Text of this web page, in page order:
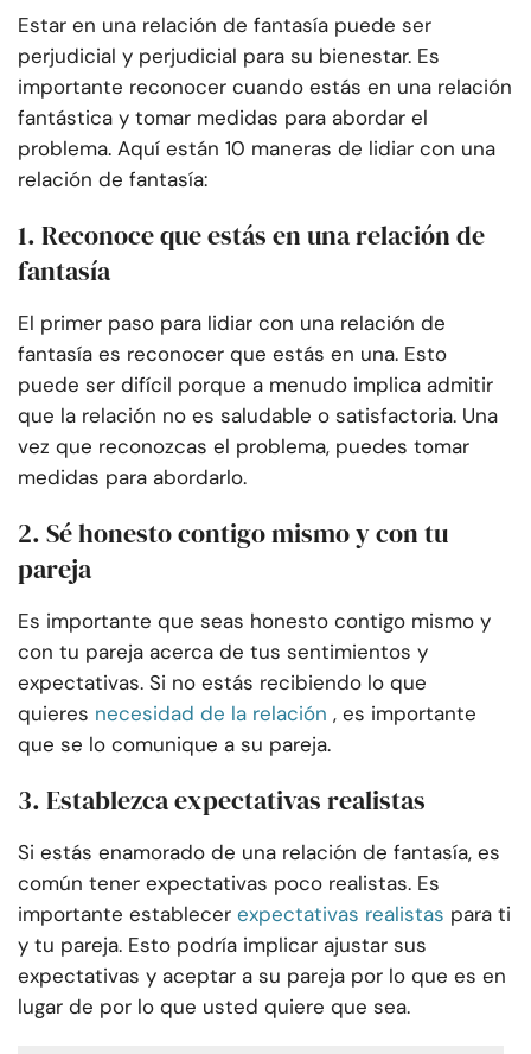
Estar en una relación de fantasía puede ser
perjudicial y perjudicial para su bienestar. Es
importante reconocer cuando estás en una relación
fantástica y tomar medidas para abordar el
problema. Aquí están 10 maneras de lidiar con una
relación de fantasía:
1. Reconoce que estás en una relación de
fantasía
El primer paso para lidiar con una relación de
fantasía es reconocer que estás en una. Esto
puede ser difícil porque a menudo implica admitir
que la relación no es saludable o satisfactoria. Una
vez que reconozcas el problema, puedes tomar
medidas para abordarlo.
2. Sé honesto contigo mismo y con tu
pareja
Es importante que seas honesto contigo mismo y
con tu pareja acerca de tus sentimientos y
expectativas. Si no estás recibiendo lo que
quieres necesidad de la relación , es importante
que se lo comunique a su pareja.
3. Establezca expectativas realistas
Si estás enamorado de una relación de fantasía, es
común tener expectativas poco realistas. Es
importante establecer expectativas realistas para ti
y tu pareja. Esto podría implicar ajustar sus
expectativas y aceptar a su pareja por lo que es en
lugar de por lo que usted quiere que sea.